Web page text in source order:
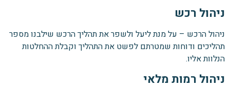
ניהול רכש
ניהול הרכש – על מנת ליעל ולשפר את תהליך הרכש שילבנו מספר
תהליכים ודוחות שמטרתם לפשט את התהליך וקבלת ההחלטות
הנלוות אליו.
ניהול רמות מלאי